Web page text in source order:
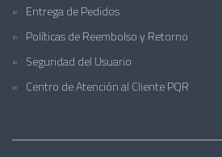
Entrega de Pedidos
Políticas de Reembolso y Retorno
Seguridad del Usuario
Centro de Atención al Cliente PQR